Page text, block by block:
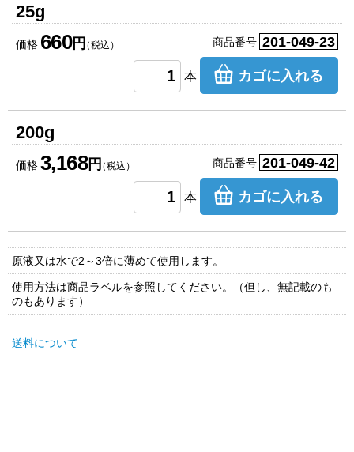
25g
価格 660円（税込） 商品番号 201-049-23
本 カゴに入れる
200g
価格3,168円（税込） 商品番号 201-049-42
本 カゴに入れる
原液又は水で2～3倍に薄めて使用します。
使用方法は商品ラベルを参照してください。（但し、無記載のも
のもあります）
送料について